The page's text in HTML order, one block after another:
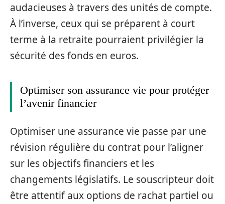
audacieuses à travers des unités de compte.
À l’inverse, ceux qui se préparent à court
terme à la retraite pourraient privilégier la
sécurité des fonds en euros.
Optimiser son assurance vie pour protéger
l’avenir financier
Optimiser une assurance vie passe par une
révision régulière du contrat pour l’aligner
sur les objectifs financiers et les
changements législatifs. Le souscripteur doit
être attentif aux options de rachat partiel ou